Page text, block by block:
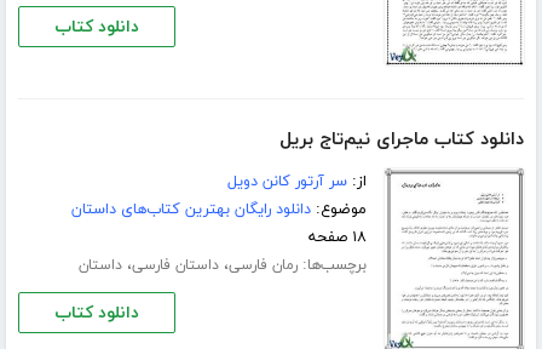
دانلود کتاب
دانلود کتاب ماجرای نیم‌تاج بریل
از:سر آرتور کانن دویل
موضوع:دانلود رایگان بهترین کتاب‌های داستان
۱۸ صفحه
برچسب‌ها:رمان فارسی،داستان فارسی،داستان
دانلود کتاب